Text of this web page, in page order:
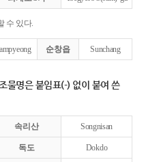
수 있다.
순창읍 Sunchang
물명은 붙임표(-) 없이 붙여 쓴
속리산 Songnisan
독도 Dokdo